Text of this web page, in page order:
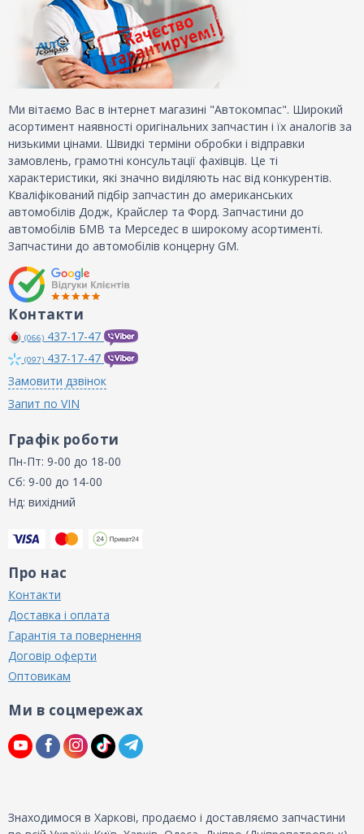
Ми вітаємо Вас в інтернет магазині "Автокомпас". Широкий
асортимент наявності оригінальних запчастин і їх аналогів за
низькими цінами. Швидкі терміни обробки і відправки
замовлень, грамотні консультації фахівців. Це ті
характеристики, які значно виділяють нас від конкурентів.
Кваліфікований підбір запчастин до американських
автомобілів Додж, Крайслер та Форд. Запчастини до
автомобілів БМВ та Мерседес в широкому асортименті.
Запчастини до автомобілів концерну GM.
Контакти
(066) 437-17-47
(097) 437-17-47
Замовити дзвінок
Запит по VIN
Графік роботи
Пн-Пт: 9-00 до 18-00
Сб: 9-00 до 14-00
Нд: вихідний
Про нас
Контакти
Доставка і оплата
Гарантія та повернення
Договір оферти
Оптовикам
Ми в соцмережах
Знаходимося в Харкові, продаємо і доставляємо запчастини